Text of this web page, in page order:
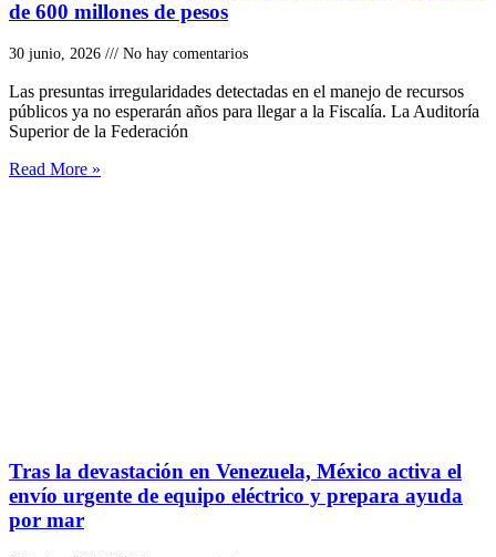
de 600 millones de pesos
30 junio, 2026 No hay comentarios
Las presuntas irregularidades detectadas en el manejo de recursos
públicos ya no esperarán años para llegar a la Fiscalía. La Auditoría
Superior de la Federación
Read More »
Tras la devastación en Venezuela, México activa el
envío urgente de equipo eléctrico y prepara ayuda
por mar